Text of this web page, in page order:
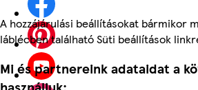
A hozzájárulási beállításokat bármikor
láblécben található Süti beállítások
Mi és partnereink adataidat a